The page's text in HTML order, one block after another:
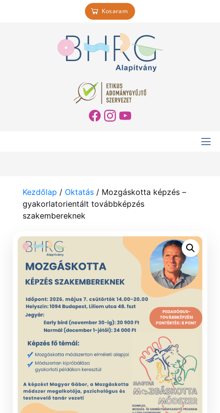
Kosaram
Kezdőlap / Oktatás / Mozgáskotta képzés –
gyakorlatorientált továbbképzés
szakembereknek